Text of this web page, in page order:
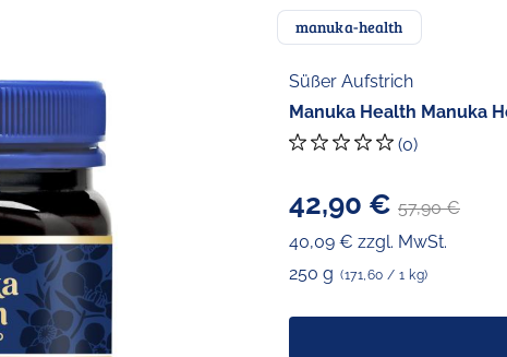
manuka-health
Süßer Aufstrich
Manuka Health Manuka
(0)
42,90 € 57,90 €
40,09 € zzgl. MwSt.
250 g (171,60 / 1 kg)